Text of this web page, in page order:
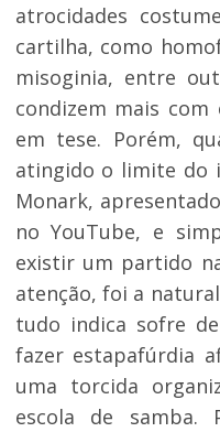
atrocidades
cartilha, como
misoginia, entre
condizem mais
em tese. Porém,
atingido o limite do
Monark,
no YouTube, e
existir um partido
atenção, foi a
tudo indica sofre
fazer estapafúrdia
uma torcida
escola de samba.